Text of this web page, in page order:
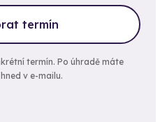
termín
termín. Po úhradě máte
v e-mailu.